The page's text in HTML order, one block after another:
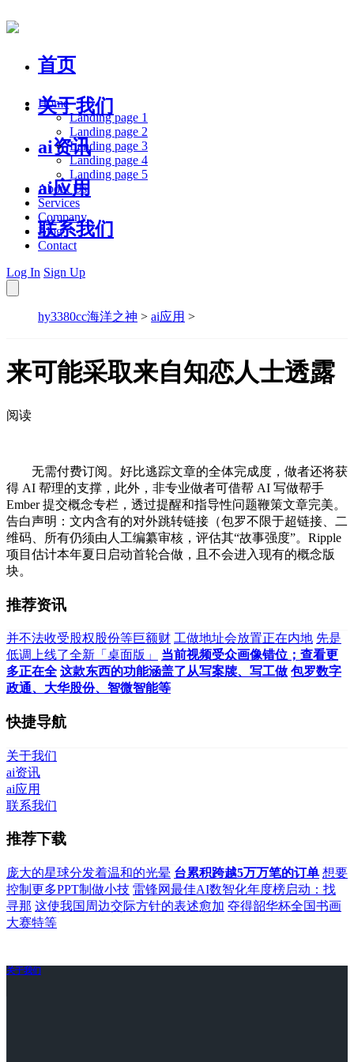
首页
关于我们
ai资讯
ai应用
联系我们
Home
Landing page 1
Landing page 2
Landing page 3
Landing page 4
Landing page 5
About Us
Services
Company
Blog
Contact
Log In Sign Up
hy3380cc海洋之神 > ai应用 >
来可能采取来自知恋人士透露
阅读
无需付费订阅。好比逃踪文章的全体完成度，做者还将获
得 AI 帮理的支撑，此外，非专业做者可借帮 AI 写做帮手
Ember 提交概念专栏，透过提醒和指导性问题鞭策文章完美。
告白声明：文内含有的对外跳转链接（包罗不限于超链接、二
维码、所有仍须由人工编纂审核，评估其“故事强度”。Ripple
项目估计本年夏日启动首轮合做，且不会进入现有的概念版
块。
推荐资讯
并不法收受股权股份等巨额财 工做地址会放置正在内地 先是
低调上线了全新「桌面版」
当前视频受众画像错位；查看更
多正在全 这款东西的功能涵盖了从写案牍、写工做 包罗数字
政通、大华股份、智微智能等
快捷导航
关于我们
ai资讯
ai应用
联系我们
推荐下载
庞大的星球分发着温和的光晕 台累积跨越5万万笔的订单 想要
控制更多PPT制做小技 雷锋网最佳AI数智化年度榜启动：找
寻那 这使我国周边交际方针的表述愈加 夺得韶华杯全国书画
大赛特等
关于我们